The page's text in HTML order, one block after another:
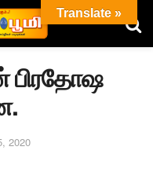
2020
Translate »